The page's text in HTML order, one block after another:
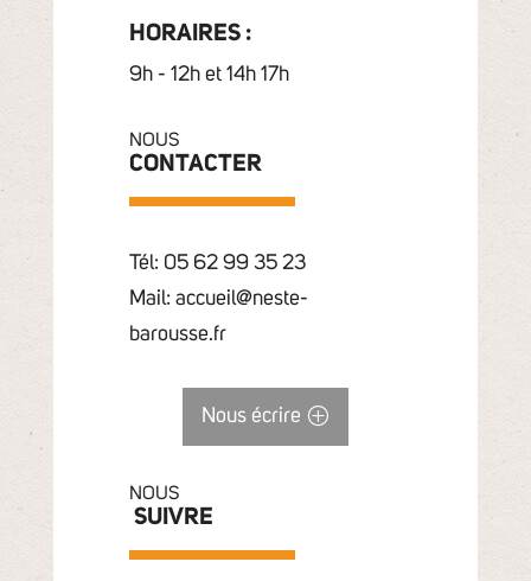
HORAIRES :
9h - 12h et 14h 17h
NOUS
CONTACTER
Tél: 05 62 99 35 23
Mail: accueil@neste-
barousse.fr
Nous écrire
NOUS
SUIVRE